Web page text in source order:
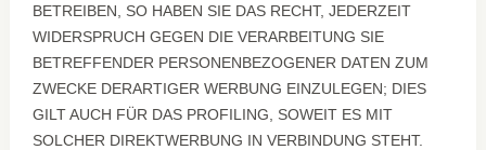
BETREIBEN, SO HABEN SIE DAS RECHT, JEDERZEIT
WIDERSPRUCH GEGEN DIE VERARBEITUNG SIE
BETREFFENDER PERSONENBEZOGENER DATEN ZUM
ZWECKE DERARTIGER WERBUNG EINZULEGEN; DIES
GILT AUCH FÜR DAS PROFILING, SOWEIT ES MIT
SOLCHER DIREKTWERBUNG IN VERBINDUNG STEHT.